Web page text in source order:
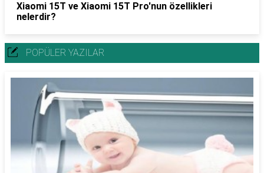
Xiaomi 15T ve Xiaomi 15T Pro'nun özellikleri
nelerdir?
POPÜLER YAZILAR